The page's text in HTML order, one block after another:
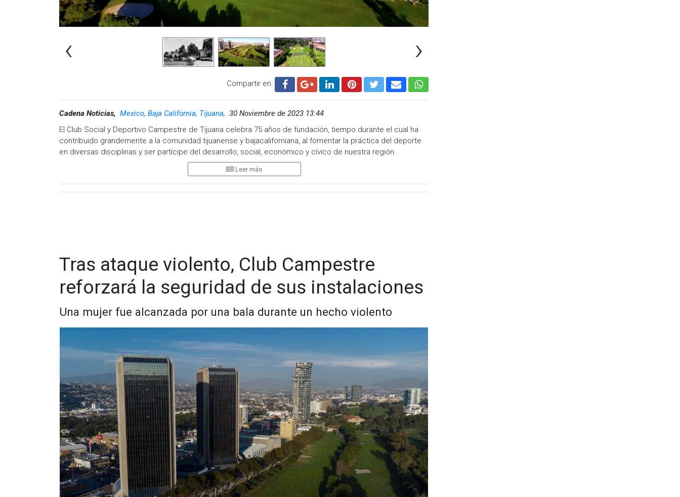
‹ ›
Compartir en:
Cadena Noticias, Mexico, Baja California, Tijuana, 30 Noviembre de 2023 13:44
El Club Social y Deportivo Campestre de Tijuana celebra 75 años de fundación, tiempo durante el cual ha
contribuido grandemente a la comunidad tijuanense y bajacaliforniana, al fomentar la práctica del deporte
en diversas disciplinas y ser partícipe del desarrollo, social, económico y cívico de nuestra región.
“La celebración de los 75 años de El Club Social y Deportivo Campestre de Tijuana es motivo de orgullo
para todos nosotros, pues a lo largo de este tiempo hemos servido a nuestra comunidad, constituyendo
Para esta ocasión resulta de gran relevancia recordar a quienes sentaron las bases de esta gran institución
que se estableció en el año de 1948 como “Club Deportivo Campestre de Tijuana, A. C.”, gracias a la visión
del General Abelardo L. Rodríguez. En el proyecto, el General Rodríguez estuvo acompañado de Mariano
Escobedo, Miguel Bujazán Petro, Armando Verdugo, Antonio Martínez Gonzálvez, Rodolfo Gil, Carlos Araico,
Vicente Zaragoza Ortiz, David E. Cota Núñez, Alfonso García González, Servando Osornio Camarena, Manuel
Leer más
Tras ataque violento, Club Campestre
reforzará la seguridad de sus instalaciones
Una mujer fue alcanzada por una bala durante un hecho violento